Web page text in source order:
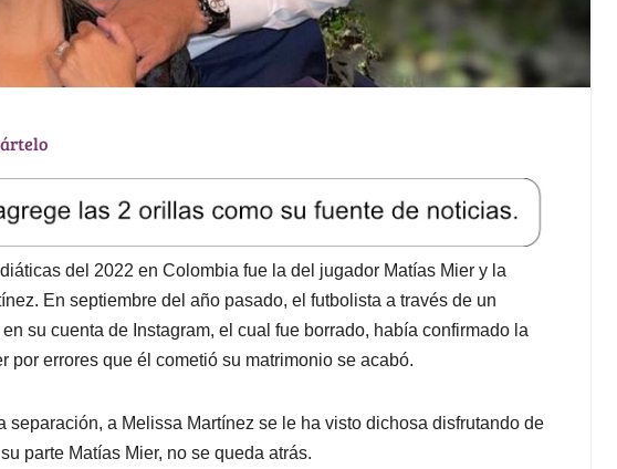
del 2022 en Colombia fue la del jugador Matías Mier y la
En septiembre del año pasado, el futbolista a través de un
su cuenta de Instagram, el cual fue borrado, había confirmado la
por errores que él cometió su matrimonio se acabó.
separación, a Melissa Martínez se le ha visto dichosa disfrutando de
parte Matías Mier, no se queda atrás.